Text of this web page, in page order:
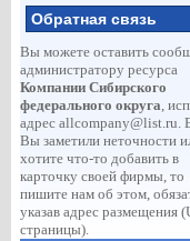
Обратная связь
Вы можете оставить
администратору ресурса
Компании Сибирского
федерального округа,
адрес allcompany@list.ru.
Вы заметили неточности
хотите что-то добавить в
карточку своей фирмы, то
пишите нам об этом,
указав адрес размещения
страницы).